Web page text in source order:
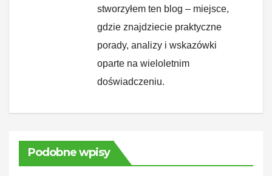
stworzyłem ten blog – miejsce,
gdzie znajdziecie praktyczne
porady, analizy i wskazówki
oparte na wieloletnim
doświadczeniu.
Podobne wpisy